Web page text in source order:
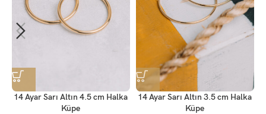
14 Ayar Sarı Altın 4.5 cm Halka
Küpe
14 Ayar Sarı Altın 3.5 cm Halka
Küpe